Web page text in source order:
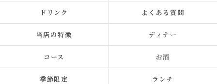
ドリンク よくある質問
当店の特徴 ディナー
コース お酒
季節限定 ランチ